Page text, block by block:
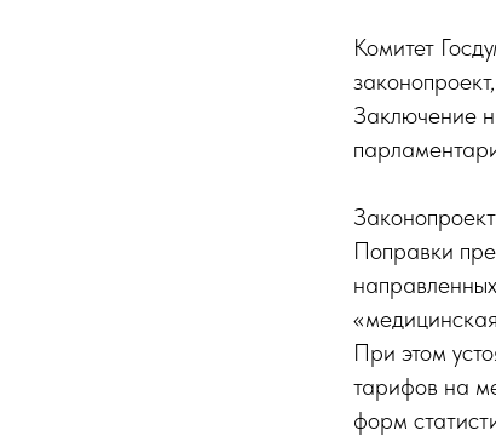
Комитет
Заключение
Поправки
При этом
тарифов на
форм